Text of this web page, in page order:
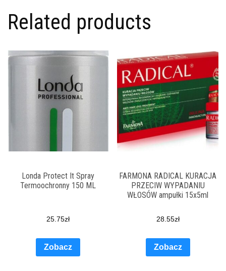
Related products
Londa Protect It Spray
Termoochronny 150 ML
25.75zł
Zobacz
FARMONA RADICAL KURACJA
PRZECIW WYPADANIU
WŁOSÓW ampułki 15x5ml
28.55zł
Zobacz